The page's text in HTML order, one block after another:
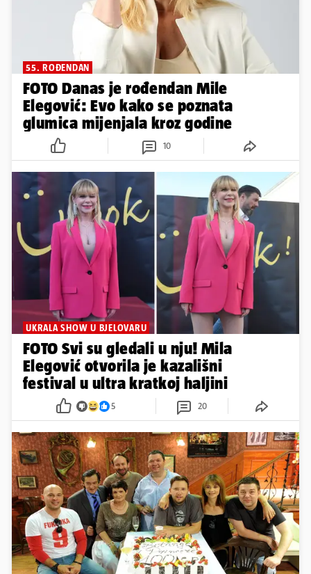
glumica mijenjala kroz godine
UKRALA SHOW U BJELOVARU
FOTO Svi su gledali u nju! Mila
Elegović otvorila je kazališni
festival u ultra kratkoj haljini
20
EVO GDJE SU DANAS GLUMCI
'Sve to, sve to je nama sveto':
Prošlo je 20 godina otkako smo
upoznali Irenu, Kazu, Robija...
3 13